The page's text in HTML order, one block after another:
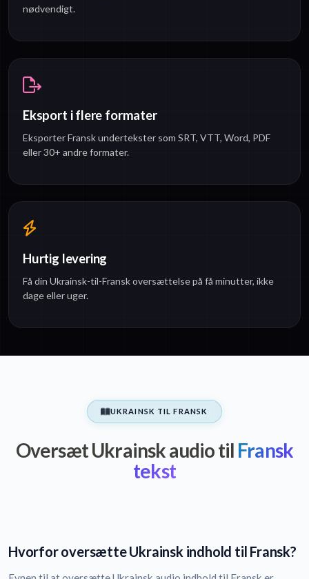
nødvendigt.
Eksport i flere formater
Eksporter Fransk undertekster som SRT, VTT, Word, PDF
eller 30+ andre formater.
Hurtig levering
Få din Ukrainsk-til-Fransk oversættelse på få minutter, ikke
dage eller uger.
UKRAINSK TIL FRANSK
Oversæt Ukrainsk audio til Fransk
tekst
Hvorfor oversætte Ukrainsk indhold til Fransk?